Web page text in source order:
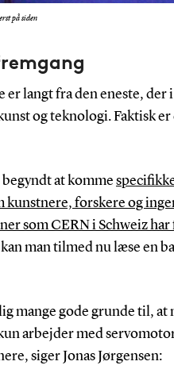
på siden
langt fra den eneste, der
og teknologi. Faktisk
at komme
kunstnere, forskere og
som CERN i Schweiz har
man tilmed nu læse en
mange gode grunde til, at
arbejder med
siger Jonas Jørgensen: